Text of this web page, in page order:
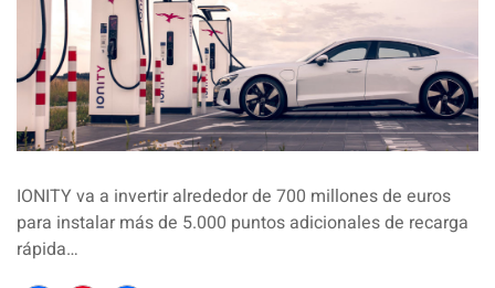
IONITY va a invertir alrededor de 700 millones de euros
para instalar más de 5.000 puntos adicionales de recarga
rápida…